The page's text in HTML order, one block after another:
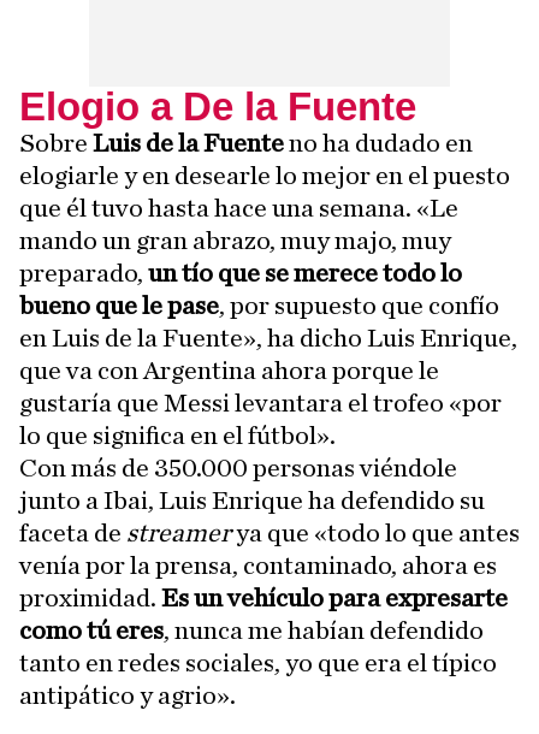
Elogio a De la Fuente
Sobre Luis de la Fuenteno ha dudado en
elogiarle y en desearle lo mejor en el puesto
que él tuvo hasta hace una semana. «Le
mando un gran abrazo, muy majo, muy
preparado, un tío que se merece todo lo
bueno que le pase, por supuesto que confío
en Luis de la Fuente», ha dicho Luis Enrique,
que va con Argentina ahora porque le
gustaría que Messi levantara el trofeo «por
lo que significa en el fútbol».
Con más de 350.000 personas viéndole
junto a Ibai, Luis Enrique ha defendido su
faceta de streamerya que «todo lo que antes
venía por la prensa, contaminado, ahora es
proximidad. Es un vehículo para expresarte
como tú eres, nunca me habían defendido
tanto en redes sociales, yo que era el típico
antipático y agrio».